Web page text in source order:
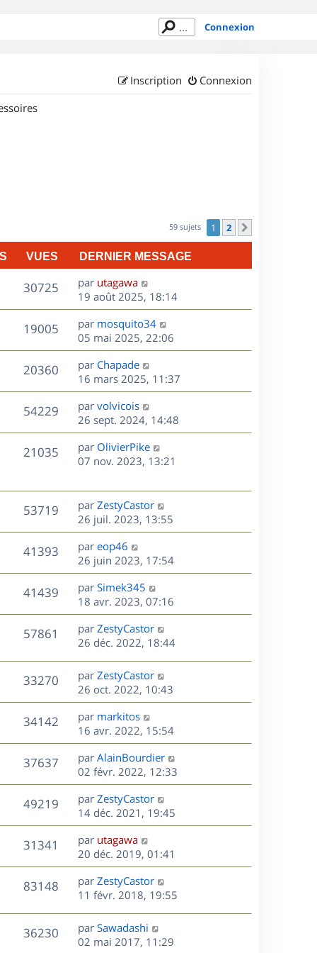
Connexion
Connexion
Inscription
59 sujets 1 2
VUES DERNIER MESSAGE
30725V
u
s
D
e
r
n
i
e
r
m
e
s
s
a
g
e
par utagawa
19 août 2025, 18:14
19005V
u
s
D
e
r
n
i
e
r
m
e
s
s
g
e
par mosquito34
05 mai 2025, 22:06
20360V
u
D
e
r
n
i
e
r
m
s
s
a
g
e
par Chapade
16 mars 2025, 11:37
54229V
u
s
D
e
r
n
i
r
m
e
s
s
a
g
e
par volvicois
26 sept. 2024, 14:48
21035V
s
D
e
n
i
e
r
m
e
s
s
a
g
e
par OlivierPike
07 nov. 2023, 13:21
53719V
u
e
s
D
e
r
n
i
e
r
m
e
s
s
a
g
e
par ZestyCastor
26 juil. 2023, 13:55
41393V
u
D
e
r
n
i
e
r
m
e
s
s
a
g
e
par eop46
26 juin 2023, 17:54
41439V
u
D
e
r
n
i
e
r
m
e
s
s
a
g
e
par Simek345
18 avr. 2023, 07:16
57861
u
e
D
e
n
i
e
r
m
e
s
s
a
g
e
par ZestyCastor
26 déc. 2022, 18:44
33270V
u
e
s
D
e
r
n
i
e
r
m
e
s
s
a
g
e
par ZestyCastor
26 oct. 2022, 10:43
34142V
u
s
D
e
r
n
i
e
r
m
e
s
s
a
g
e
par markitos
16 avr. 2022, 15:54
37637V
u
D
e
r
n
i
e
r
m
e
s
s
a
g
e
par AlainBourdier
02 févr. 2022, 12:33
49219V
u
s
D
e
r
n
i
e
r
m
e
s
s
par ZestyCastor
14 déc. 2021, 19:45
31341
u
e
D
e
r
n
i
r
m
par utagawa
20 déc. 2019, 01:41
83148V
u
e
D
e
i
par ZestyCastor
11 févr. 2018, 19:55
36230V
D
e
par Sawadashi
02 mai 2017, 11:29